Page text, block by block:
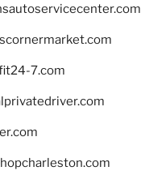
7.com